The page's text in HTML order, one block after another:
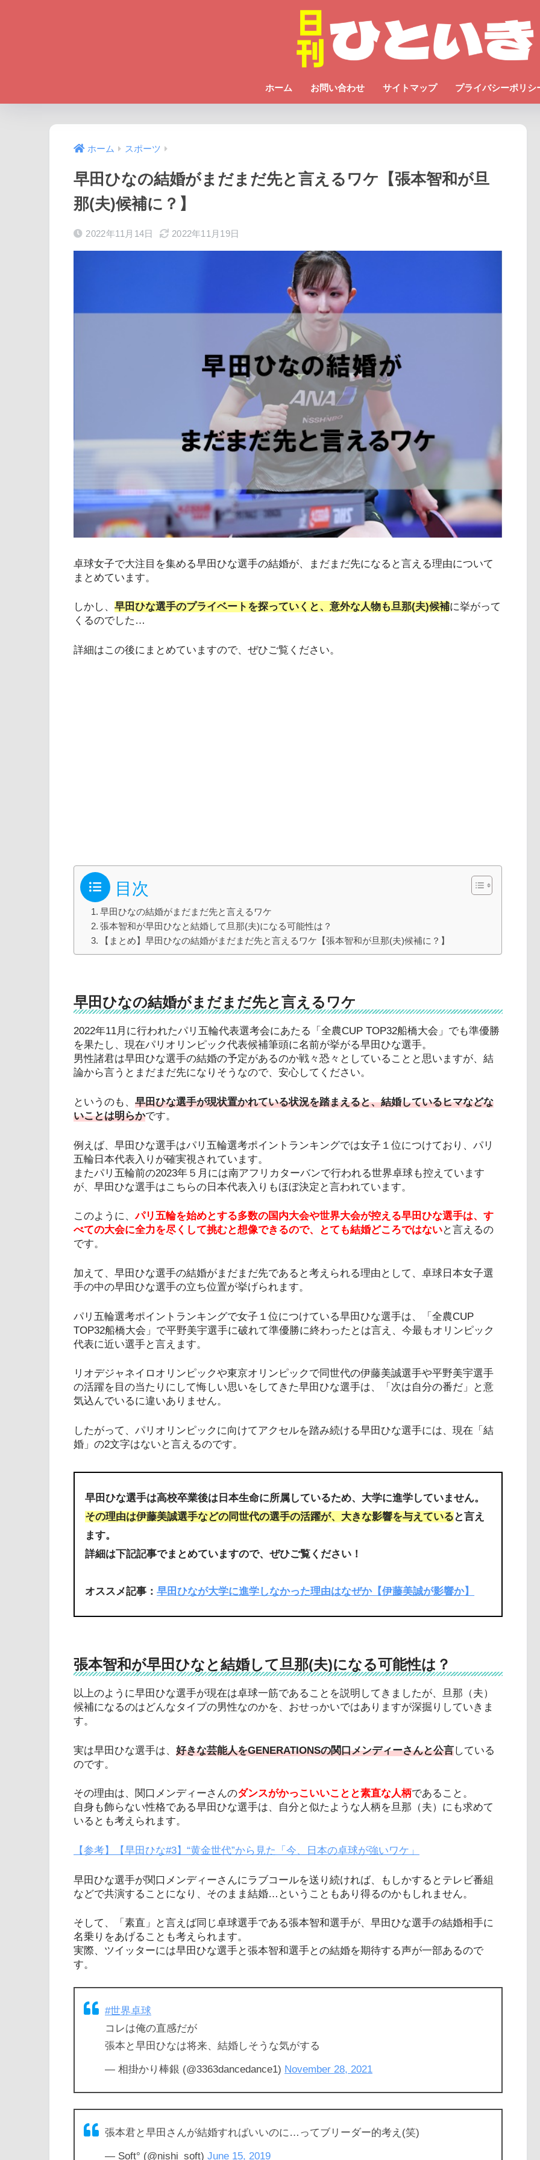
ホーム お問い合わせ サイトマップ プライバシーポリシ
ホーム スポーツ
早田ひなの結婚がまだまだ先と言えるワケ【張本智和が旦
那(夫)候補に？】
2022年11月14日 2022年11月19日
卓球女子で大注目を集める早田ひな選手の結婚が、まだまだ先になると言える理由について
まとめています。
しかし、 早田ひな選手のプライベートを探っていくと、意外な人物も旦那(夫)候補に挙がって
くるのでした…
詳細はこの後にまとめていますので、ぜひご覧ください。
目次
早田ひなの結婚がまだまだ先と言えるワケ
張本智和が早田ひなと結婚して旦那(夫)になる可能性は？
【まとめ】早田ひなの結婚がまだまだ先と言えるワケ【張本智和が旦那(夫)候補に？】
早田ひなの結婚がまだまだ先と言えるワケ
2022年11月に行われたパリ五輪代表選考会にあたる「全農CUP TOP32船橋大会」でも準優勝
を果たし、現在パリオリンピック代表候補筆頭に名前が挙がる早田ひな選手。
男性諸君は早田ひな選手の結婚の予定があるのか戦々恐々としていることと思いますが、結
論から言うとまだまだ先になりそうなので、安心してください。
というのも、 早田ひな選手が現状置かれている状況を踏まえると、結婚しているヒマなどな
いことは明らかです。
例えば、早田ひな選手はパリ五輪選考ポイントランキングでは女子１位につけており、パリ
五輪日本代表入りが確実視されています。
またパリ五輪前の2023年５月には南アフリカターバンで行われる世界卓球も控えています
が、早田ひな選手はこちらの日本代表入りもほぼ決定と言われています。
このように、パリ五輪を始めとする多数の国内大会や世界大会が控える早田ひな選手は、す
べての大会に全力を尽くして挑むと想像できるので、とても結婚どころではないと言えるの
です。
加えて、早田ひな選手の結婚がまだまだ先であると考えられる理由として、卓球日本女子選
手の中の早田ひな選手の立ち位置が挙げられます。
パリ五輪選考ポイントランキングで女子１位につけている早田ひな選手は、「全農CUP
TOP32船橋大会」で平野美宇選手に破れて準優勝に終わったとは言え、今最もオリンピック
代表に近い選手と言えます。
リオデジャネイロオリンピックや東京オリンピックで同世代の伊藤美誠選手や平野美宇選手
の活躍を目の当たりにして悔しい思いをしてきた早田ひな選手は、「次は自分の番だ」と意
気込んでいるに違いありません。
したがって、パリオリンピックに向けてアクセルを踏み続ける早田ひな選手には、現在「結
婚」の2文字はないと言えるのです。
早田ひな選手は高校卒業後は日本生命に所属しているため、大学に進学していません。
その理由は伊藤美誠選手などの同世代の選手の活躍が、大きな影響を与えている と言え
ます。
詳細は下記記事でまとめていますので、ぜひご覧ください！
オススメ記事：早田ひなが大学に進学しなかった理由はなぜか【伊藤美誠が影響か】
張本智和が早田ひなと結婚して旦那(夫)になる可能性は？
以上のように早田ひな選手が現在は卓球一筋であることを説明してきましたが、旦那（夫）
候補になるのはどんなタイプの男性なのかを、おせっかいではありますが深掘りしていきま
す。
実は早田ひな選手は、 好きな芸能人をGENERATIONSの関口メンディーさんと公言している
のです。
その理由は、関口メンディーさんのダンスがかっこいいことと素直な人柄であること。
自身も飾らない性格である早田ひな選手は、自分と似たような人柄を旦那（夫）にも求めて
いるとも考えられます。
【参考】【早田ひな#3】“黄金世代”から見た「今、日本の卓球が強いワケ」
早田ひな選手が関口メンディーさんにラブコールを送り続ければ、もしかするとテレビ番組
などで共演することになり、そのまま結婚…ということもあり得るのかもしれません。
そして、「素直」と言えば同じ卓球選手である張本智和選手が、早田ひな選手の結婚相手に
名乗りをあげることも考えられます。
実際、ツイッターには早田ひな選手と張本智和選手との結婚を期待する声が一部あるので
す。
#世界卓球
コレは俺の直感だが
張本と早田ひなは将来、結婚しそうな気がする
— 相掛かり棒銀 (@3363dancedance1) November 28, 2021
張本君と早田さんが結婚すればいいのに…ってブリーダー的考え(笑)
— Soft° (@nishi_soft) June 15, 2019